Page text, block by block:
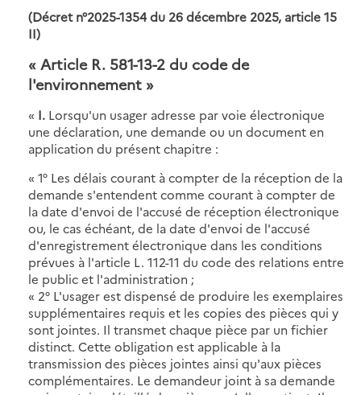
(Décret n°2025-1354 du 26 décembre 2025, article 15
II)
« Article R. 581-13-2 du code de
l'environnement »
« I. Lorsqu'un usager adresse par voie électronique
une déclaration, une demande ou un document en
application du présent chapitre :
« 1° Les délais courant à compter de la réception de la
demande s'entendent comme courant à compter de
la date d'envoi de l'accusé de réception électronique
ou, le cas échéant, de la date d'envoi de l'accusé
d'enregistrement électronique dans les conditions
prévues à l'article L. 112-11 du code des relations entre
le public et l'administration ;
« 2° L'usager est dispensé de produire les exemplaires
supplémentaires requis et les copies des pièces qui y
sont jointes. Il transmet chaque pièce par un fichier
distinct. Cette obligation est applicable à la
transmission des pièces jointes ainsi qu'aux pièces
complémentaires. Le demandeur joint à sa demande